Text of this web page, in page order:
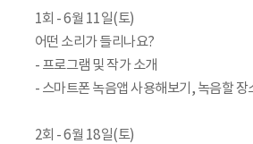
1회 - 6월 11일(토)
어떤 소리가 들리나요?
- 프로그램 및 작가 소개
- 스마트폰 녹음앱 사용해보기, 녹음할 장
2회 - 6월 18일(토)